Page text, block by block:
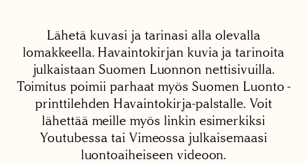
Lähetä kuvasi ja tarinasi alla olevalla
lomakkeella. Havaintokirjan kuvia ja tarinoita
julkaistaan Suomen Luonnon nettisivuilla.
Toimitus poimii parhaat myös Suomen Luonto -
printtilehden Havaintokirja-palstalle. Voit
lähettää meille myös linkin esimerkiksi
Youtubessa tai Vimeossa julkaisemaasi
luontoaiheiseen videoon.